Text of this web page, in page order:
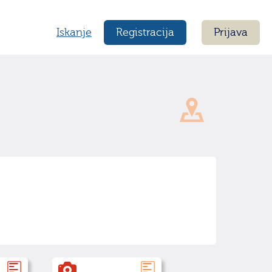
Registracija Prijava
Iskanje